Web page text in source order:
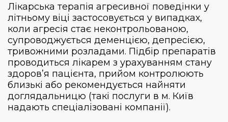
Лікарська терапія агресивної поведінки у
літньому віці застосовується у випадках,
коли агресія стає неконтрольованою,
супроводжується деменцією, депресією,
тривожними розладами. Підбір препаратів
проводиться лікарем з урахуванням стану
здоров’я пацієнта, прийом контролюють
близькі або рекомендується найняти
доглядальницю (такі послуги в м. Київ
надають спеціалізовані компанії).